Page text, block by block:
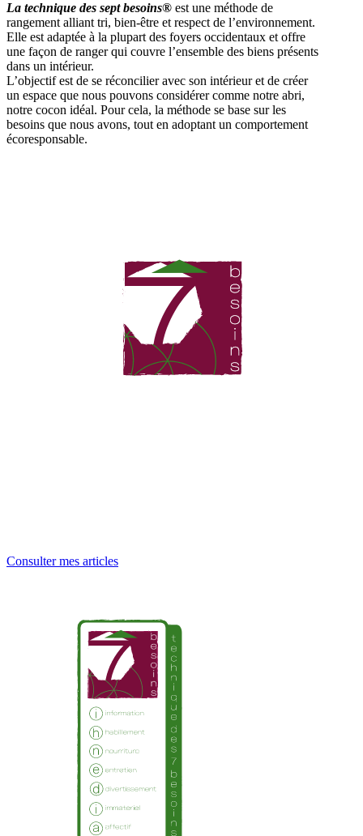
La technique des sept besoins® est une méthode de
rangement alliant tri, bien-être et respect de l’environnement.
Elle est adaptée à la plupart des foyers occidentaux et offre
une façon de ranger qui couvre l’ensemble des biens présents
dans un intérieur.
L’objectif est de se réconcilier avec son intérieur et de créer
un espace que nous pouvons considérer comme notre abri,
notre cocon idéal. Pour cela, la méthode se base sur les
besoins que nous avons, tout en adoptant un comportement
écoresponsable.
Consulter mes articles